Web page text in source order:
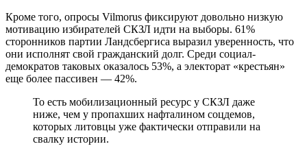
Кроме того, опросы Vilmorus фиксируют довольно низкую
мотивацию избирателей СКЗЛ идти на выборы. 61%
сторонников партии Ландсбергиса выразил уверенность, что
они исполнят свой гражданский долг. Среди социал-
демократов таковых оказалось 53%, а электорат «крестьян»
еще более пассивен — 42%.
То есть мобилизационный ресурс у СКЗЛ даже
ниже, чем у пропахших нафталином соцдемов,
которых литовцы уже фактически отправили на
свалку истории.